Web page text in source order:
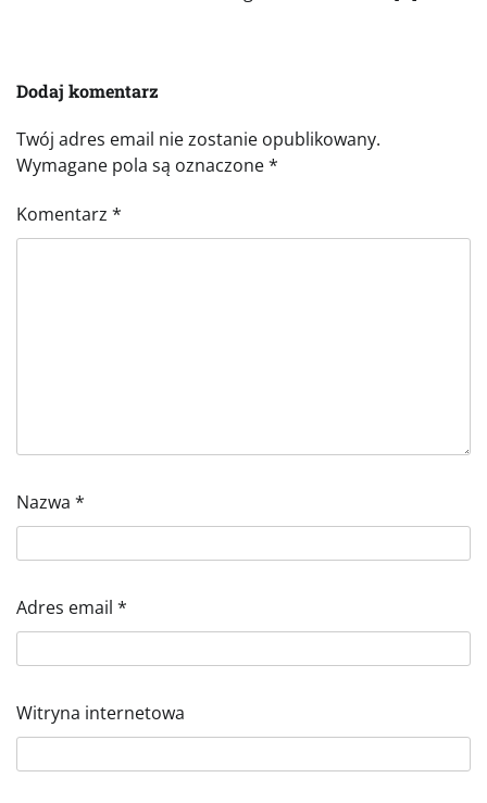
Dodaj komentarz
Twój adres email nie zostanie opublikowany.
Wymagane pola są oznaczone*
Komentarz *
Nazwa *
Adres email *
Witryna internetowa